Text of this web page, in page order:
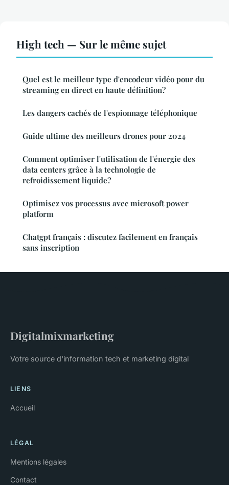
High tech — Sur le même sujet
Quel est le meilleur type d'encodeur vidéo pour du
streaming en direct en haute définition?
Les dangers cachés de l'espionnage téléphonique
Guide ultime des meilleurs drones pour 2024
Comment optimiser l'utilisation de l'énergie des
data centers grâce à la technologie de
refroidissement liquide?
Optimisez vos processus avec microsoft power
platform
Chatgpt français : discutez facilement en français
sans inscription
Digitalmixmarketing
Votre source d'information tech et marketing digital
LIENS
Accueil
LÉGAL
Mentions légales
Contact